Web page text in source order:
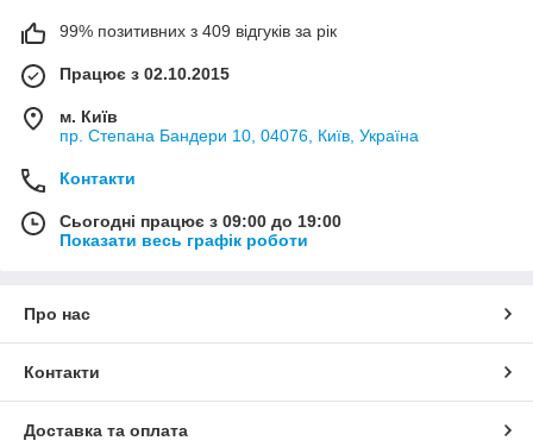
99% позитивних з 409 відгуків за рік
Працює з 02.10.2015
м. Київ
пр. Степана Бандери 10, 04076, Київ, Україна
Контакти
Сьогодні працює з 09:00 до 19:00
Показати весь графік роботи
Про нас
Контакти
Доставка та оплата